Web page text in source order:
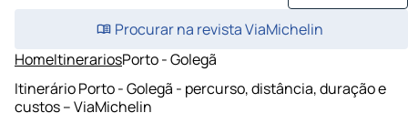
Procurar na revista ViaMichelin
HomeItinerariosPorto - Golegã
Itinerário Porto - Golegã - percurso, distância, duração e
custos – ViaMichelin